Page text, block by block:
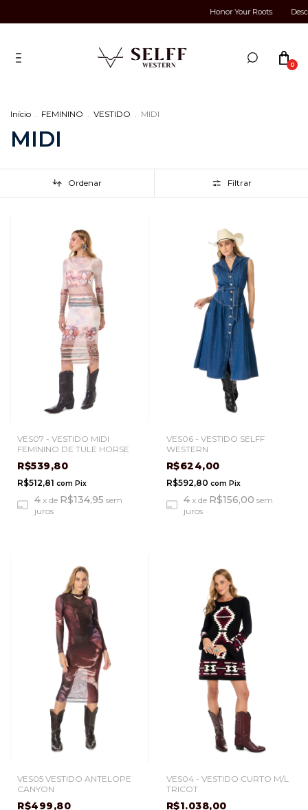
Honor Your Roots
0
Início . FEMININO . VESTIDO . MIDI
MIDI
Ordenar Filtrar
VES07 - VESTIDO MIDI
FEMININO DE TULE HORSE
R$539,80
R$512,81 com Pix
4 x de R$134,95 sem
juros
VES06 - VESTIDO SELFF
WESTERN
R$624,00
R$592,80 com Pix
4 x de R$156,00 sem
juros
VES05 VESTIDO ANTELOPE
CANYON
R$499,80
VES04 - VESTIDO CURTO M/L
TRICOT
R$1.038,00